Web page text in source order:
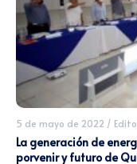
5 de mayo de 2022 /
La generación de
porvenir y futuro de